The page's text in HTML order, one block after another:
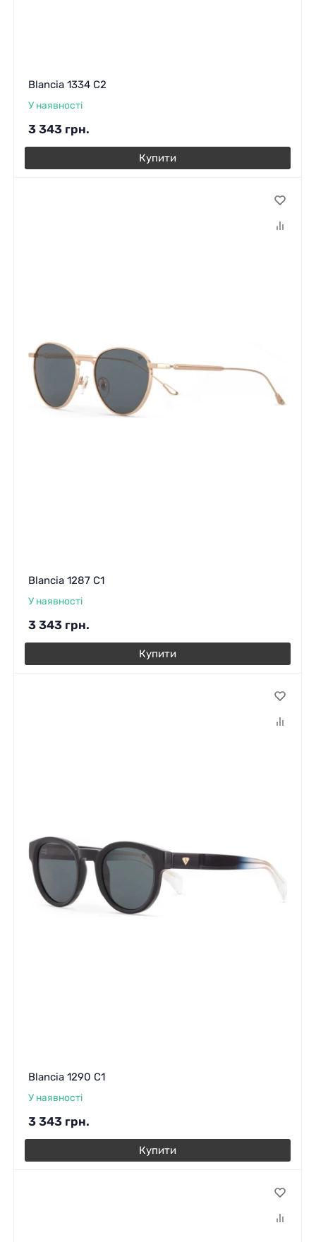
Blancia 1334 C2
У наявності
3 343 грн.
Купити
Blancia 1287 C1
У наявності
3 343 грн.
Купити
Blancia 1290 C1
У наявності
3 343 грн.
Купити